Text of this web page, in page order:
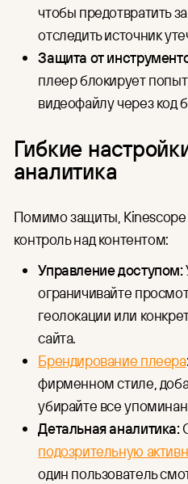
чтобы предотвратить
отследить источник
Защита от
плеер блокирует
видеофайлу через код
Гибкие
аналитика
Помимо защиты,
контроль над контентом:
Управление доступом:
ограничивайте
геолокации или
сайта.
Брендирование плеера
фирменном стиле,
убирайте все
Детальная аналитика:
подозрительную
один пользователь